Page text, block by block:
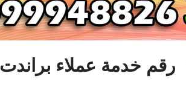
رقم خدمة عملاء براندت